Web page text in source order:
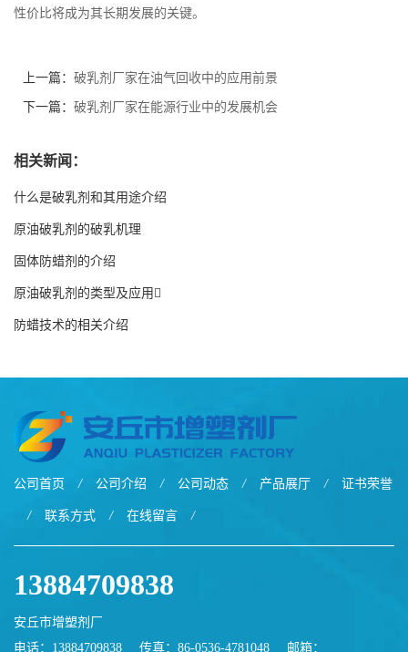
性价比将成为其长期发展的关键。
上一篇： 破乳剂厂家在油气回收中的应用前景
下一篇： 破乳剂厂家在能源行业中的发展机会
相关新闻：
什么是破乳剂和其用途介绍
原油破乳剂的破乳机理
固体防蜡剂的介绍
原油破乳剂的类型及应用
防蜡技术的相关介绍
公司首页 / 公司介绍 / 公司动态 / 产品展厅 / 证书荣誉
/ 联系方式 / 在线留言 /
13884709838
安丘市增塑剂厂
电话：13884709838
传真：86-0536-4781048 邮箱：